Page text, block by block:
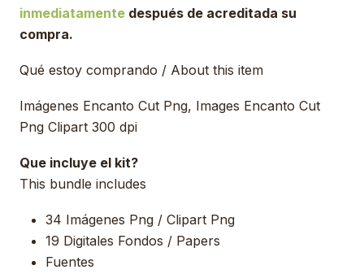
inmediatamente después de acreditada su
compra.
Qué estoy comprando / About this item
Imágenes Encanto Cut Png, Images Encanto Cut
Png Clipart 300 dpi
Que incluye el kit?
This bundle includes
34 Imágenes Png / Clipart Png
19 Digitales Fondos / Papers
Fuentes